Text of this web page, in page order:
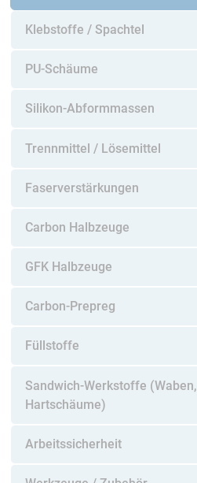
Klebstoffe / Spachtel
PU-Schäume
Silikon-Abformmassen
Trennmittel / Lösemittel
Faserverstärkungen
Carbon Halbzeuge
GFK Halbzeuge
Carbon-Prepreg
Füllstoffe
Sandwich-Werkstoffe (Waben,
Hartschäume)
Arbeitssicherheit